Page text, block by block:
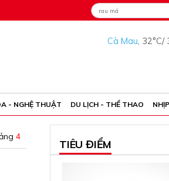
Cà Mau, 32°C/
- NGHỆ THUẬT DU LỊCH - THỂ THAO
4
TIÊU ĐIỂM